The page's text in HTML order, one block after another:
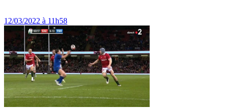
12/03/2022 à 11h58